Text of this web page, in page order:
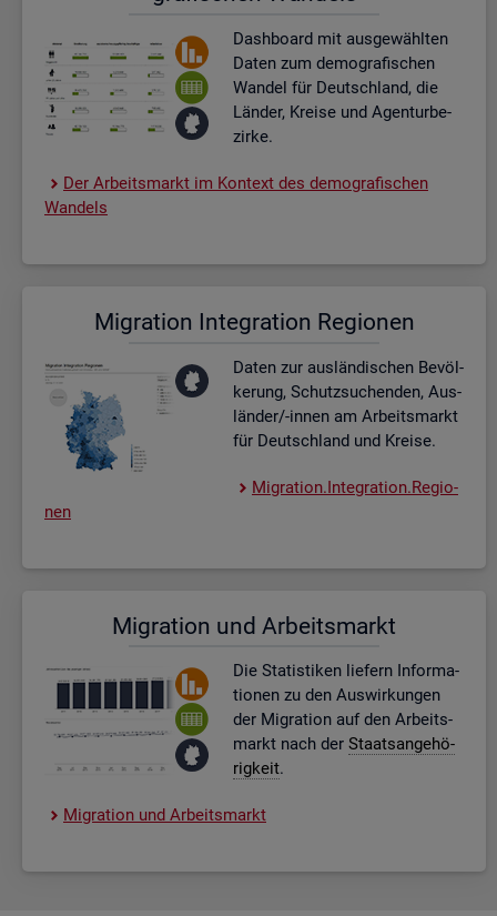
Dash­board mit aus­ge­wähl­ten
Daten zum de­mo­gra­fi­schen
Wan­del für Deutsch­land, die
Län­der, Krei­se und Agen­tur­be­
zir­ke.
Der Ar­beits­markt im Kon­text des de­mo­gra­fi­schen
Wan­dels
Mi­gra­ti­on In­te­gra­ti­on Re­gio­nen
Daten zur aus­län­di­schen Be­völ­
ke­rung, Schutz­su­chen­den, Aus­
län­der/-innen am Ar­beits­markt
für Deutsch­land und Krei­se.
Mi­gra­ti­on.In­te­gra­ti­on.Re­gio­
nen
Mi­gra­ti­on und Ar­beits­markt
Die Sta­tis­ti­ken lie­fern In­for­ma­
tio­nen zu den Aus­wir­kun­gen
der Mi­gra­ti­on auf den Ar­beits­
markt nach der Staats­an­ge­hö­
rig­keit.
Mi­gra­ti­on und Ar­beits­markt